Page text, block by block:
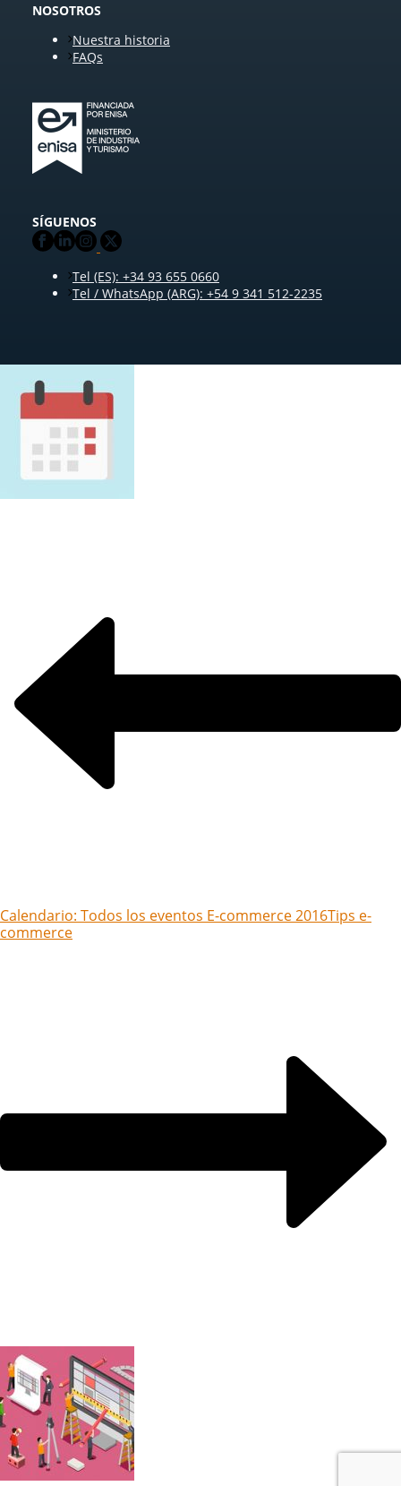
NOSOTROS
Nuestra historia
FAQs
SÍGUENOS
Tel (ES): +34 93 655 0660
Tel / WhatsApp (ARG): +54 9 341 512-2235
Calendario: Todos los eventos E-commerce 2016Tips e-
commerce